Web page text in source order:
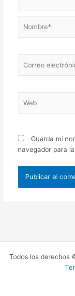
electrónico*
Guarda mi
navegador para
Todos los derechos